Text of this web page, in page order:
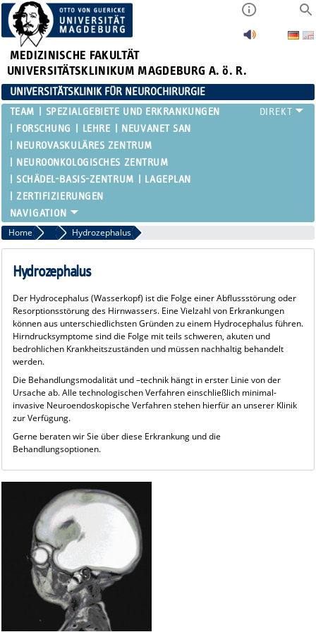
MEDIZINISCHE FAKULTÄT
UNIVERSITÄTSKLINIKUM MAGDEBURG A. ö. R.
UNIVERSITÄTSKLINIK FÜR NEUROCHIRURGIE
TEAM
SPEZIALGEBIETE UND ERKRANKUNGEN
FORSCHUNG
LEHRE
NEUVANET SAN
NEUROVASKULÄRES ZENTRUM
NEUROONKOLOGISCHES ZENTRUM
SCHÄDEL-BASIS-ZENTRUM
LAGEPLAN
ZERTIFIZIERUNGEN
Home Kinderneurochirurgie
Hydrozephalus
Hydrozephalus
Der Hydrocephalus (Wasserkopf) ist die Folge einer Abflussstörung oder
Resorptionsstörung des Hirnwassers. Eine Vielzahl von Erkrankungen
können aus unterschiedlichsten Gründen zu einem Hydrocephalus führen.
Hirndrucksymptome sind die Folge mit teils schweren, akuten und
bedrohlichen Krankheitszuständen und müssen nachhaltig behandelt
werden.
Die Behandlungsmodalität und –technik hängt in erster Linie von der
Ursache ab. Alle technologischen Verfahren einschließlich minimal-
invasive Neuroendoskopische Verfahren stehen hierfür an unserer Klinik
zur Verfügung.
Gerne beraten wir Sie über diese Erkrankung und die
Behandlungsoptionen.